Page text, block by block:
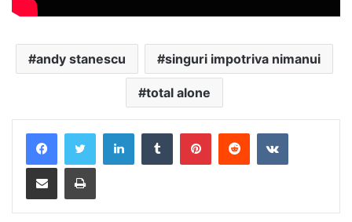
andy stanescu singuri impotriva nimanui
total alone
LinkedInTumblrPinterestRedditVKontakte
Distribuie prin mail Tipărește